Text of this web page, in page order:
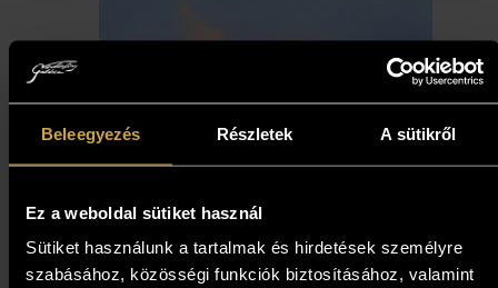
Beleegyezés Részletek A sütikről
Ez a weboldal sütiket használ
Sütiket használunk a tartalmak és hirdetések személyre
szabásához, közösségi funkciók biztosításához, valamint